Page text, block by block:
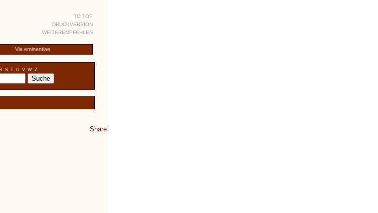
TO TOP
DRUCKVERSION
WEITEREMPFEHLEN
Via eminentiae
R S T U V W Z
Share